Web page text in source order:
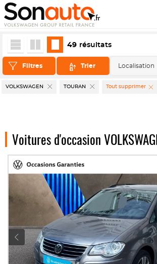
VOLKSWAGEN TOURAN Tout supprimer
Filtres Trier Localisation
49 résultats
Voitures d'occasion